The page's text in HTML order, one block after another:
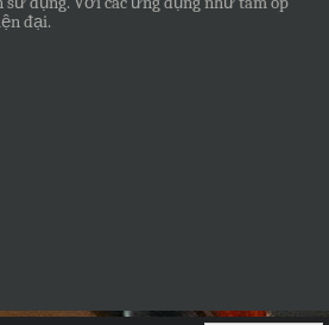
đại.